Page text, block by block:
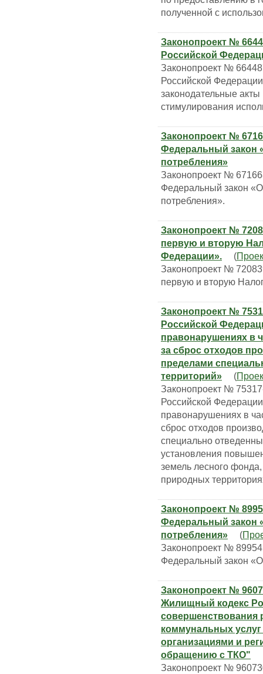
полученной с
Законопроект №
Российской
Законопроект №
Российской
законодательные
стимулирования
Законопроект №
Федеральный закон
потребления»
Законопроект №
Федеральный закон
потребления».
Законопроект №
первую и вторую
Федерации». (
Законопроект №
первую и вторую
Законопроект №
Российской
правонарушениях в
за сброс отходов
пределами
территорий» (
Законопроект №
Российской
правонарушениях в
сброс отходов
специально
установления
земель лесного
природных
Законопроект №
Федеральный закон
потребления» (
Законопроект №
Федеральный закон
Законопроект №
Жилищный кодекс
совершенствования
коммунальных
организациями и
обращению с ТКО"
Законопроект №